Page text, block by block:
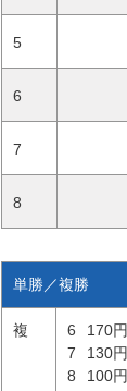
5
6
7
8
単勝／複勝
複 6
170円
7
130円
8
100円